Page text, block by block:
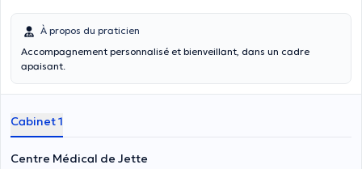
À propos du praticien
Accompagnement personnalisé et bienveillant, dans un cadre
apaisant.
Cabinet 1
Centre Médical de Jette